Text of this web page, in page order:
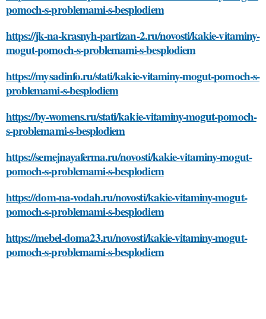
pomoch-s-problemami-s-besplodiem
https://jk-na-krasnyh-partizan-2.ru/novosti/kakie-vitaminy-
mogut-pomoch-s-problemami-s-besplodiem
https://mysadinfo.ru/stati/kakie-vitaminy-mogut-pomoch-s-
problemami-s-besplodiem
https://by-womens.ru/stati/kakie-vitaminy-mogut-pomoch-
s-problemami-s-besplodiem
https://semejnayaferma.ru/novosti/kakie-vitaminy-mogut-
pomoch-s-problemami-s-besplodiem
https://dom-na-vodah.ru/novosti/kakie-vitaminy-mogut-
pomoch-s-problemami-s-besplodiem
https://mebel-doma23.ru/novosti/kakie-vitaminy-mogut-
pomoch-s-problemami-s-besplodiem